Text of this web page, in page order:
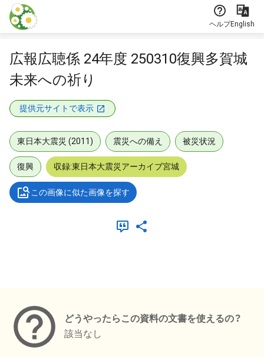
本文に飛ぶ
ヘルプEnglish
広報広聴係 24年度 250310復興多賀城
未来への祈り
提供元サイトで表示
東日本大震災 (2011) 震災への備え 被災状況
復興 収録:東日本大震災アーカイブ宮城
この画像に似た画像を探す
どうやったらこの資料の文書を使えるの？
該当なし